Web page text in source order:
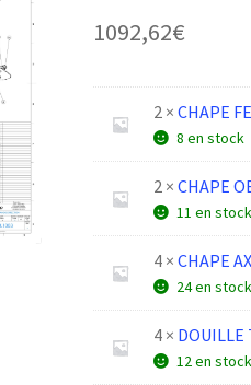
1092,62€
2 × CHAPE
8 en stock
2 × CHAPE
11 en stock
4 × CHAPE
24 en stock
4 × DOUILLE
12 en stock